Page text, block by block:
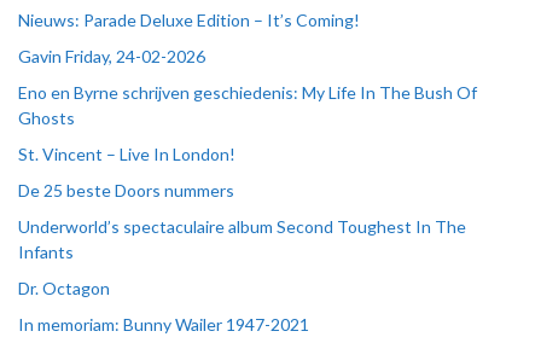
Nieuws: Parade Deluxe Edition – It’s Coming!
Gavin Friday, 24-02-2026
Eno en Byrne schrijven geschiedenis: My Life In The Bush Of
Ghosts
St. Vincent – Live In London!
De 25 beste Doors nummers
Underworld’s spectaculaire album Second Toughest In The
Infants
Dr. Octagon
In memoriam: Bunny Wailer 1947-2021